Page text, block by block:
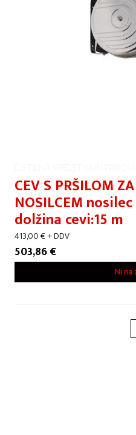
CEV S PRŠILOM
NOSILCEM
dolžina cevi:15 m
413,00€+ DDV
503,86€
Ni na